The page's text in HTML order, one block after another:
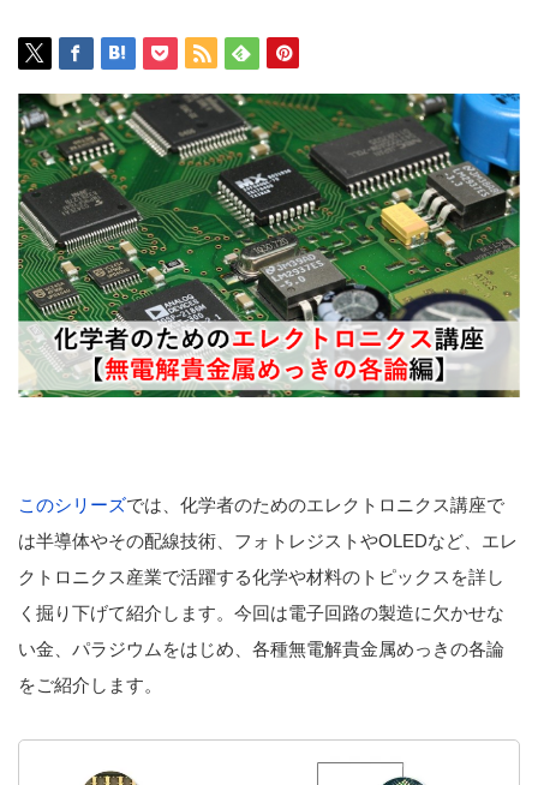
このシリーズでは、化学者のためのエレクトロニクス講座で
は半導体やその配線技術、フォトレジストやOLEDなど、エレ
クトロニクス産業で活躍する化学や材料のトピックスを詳し
く掘り下げて紹介します。今回は電子回路の製造に欠かせな
い金、パラジウムをはじめ、各種無電解貴金属めっきの各論
をご紹介します。